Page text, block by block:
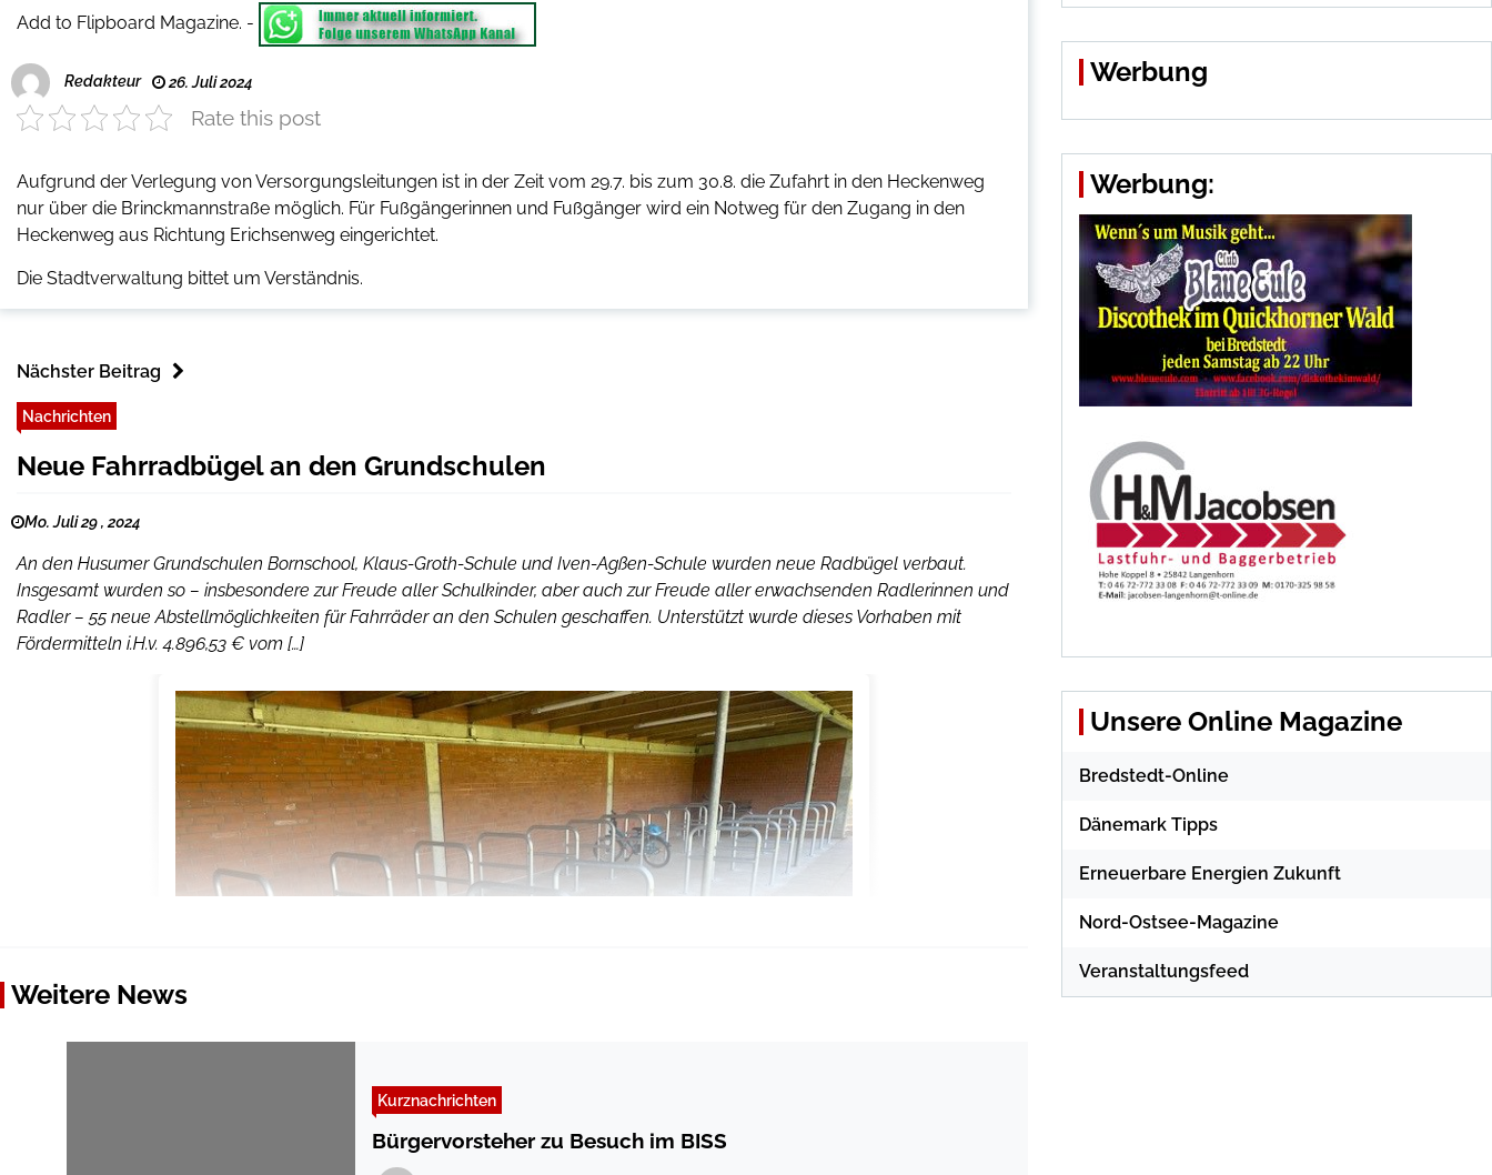
Add to Flipboard Magazine. -
Redakteur 26. Juli 2024
Rate this post
Aufgrund der Verlegung von Versorgungsleitungen ist in der Zeit vom 29.7. bis zum 30.8. die Zufahrt in den Heckenweg
nur über die Brinckmannstraße möglich. Für Fußgängerinnen und Fußgänger wird ein Notweg für den Zugang in den
Heckenweg aus Richtung Erichsenweg eingerichtet.
Die Stadtverwaltung bittet um Verständnis.
Nächster Beitrag
Nachrichten
Neue Fahrradbügel an den Grundschulen
Mo. Juli 29 , 2024
An den Husumer Grundschulen Bornschool, Klaus-Groth-Schule und Iven-Agßen-Schule wurden neue Radbügel verbaut.
Insgesamt wurden so – insbesondere zur Freude aller Schulkinder, aber auch zur Freude aller erwachsenden Radlerinnen und
Radler – 55 neue Abstellmöglichkeiten für Fahrräder an den Schulen geschaffen. Unterstützt wurde dieses Vorhaben mit
Fördermitteln i.H.v. 4.896,53 € vom […]
Weitere News
Kurznachrichten
Bürgervorsteher zu Besuch im BISS
Werbung
Werbung:
Unsere Online Magazine
Bredstedt-Online
Dänemark Tipps
Erneuerbare Energien Zukunft
Nord-Ostsee-Magazine
Veranstaltungsfeed